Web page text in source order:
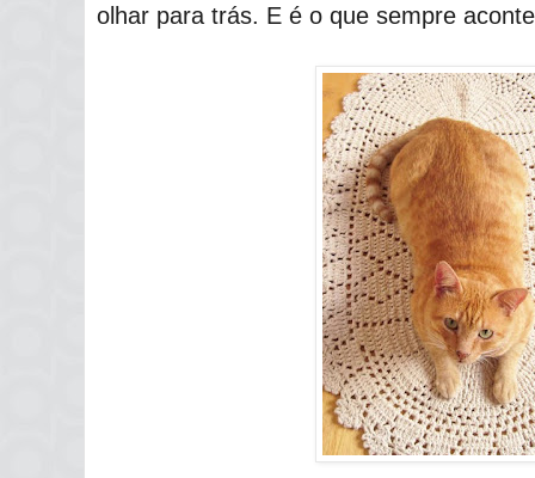
olhar para trás. E é o que sempre